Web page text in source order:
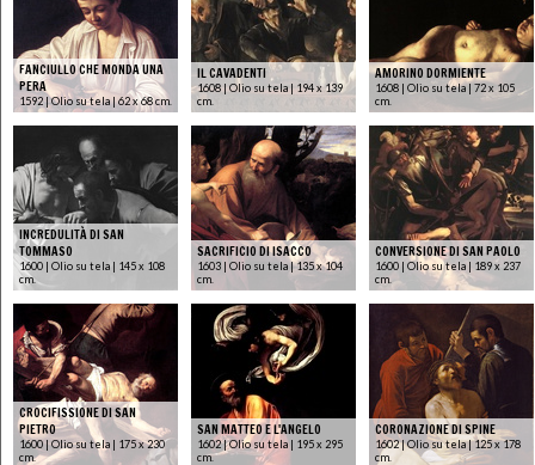
FANCIULLO CHE MONDA UNA
PERA
1592 | Olio su tela | 62 x 68 cm.
IL CAVADENTI
1608 | Olio su tela | 194 x 139
cm.
AMORINO DORMIENTE
1608 | Olio su tela | 72 x 105
cm.
INCREDULITÀ DI SAN
TOMMASO
1600 | Olio su tela | 145 x 108
cm.
SACRIFICIO DI ISACCO
1603 | Olio su tela | 135 x 104
cm.
CONVERSIONE DI SAN PAOLO
1600 | Olio su tela | 189 x 237
cm.
CROCIFISSIONE DI SAN
PIETRO
1600 | Olio su tela | 175 x 230
cm.
SAN MATTEO E L'ANGELO
1602 | Olio su tela | 195 x 295
cm.
CORONAZIONE DI SPINE
1602 | Olio su tela | 125 x 178
cm.